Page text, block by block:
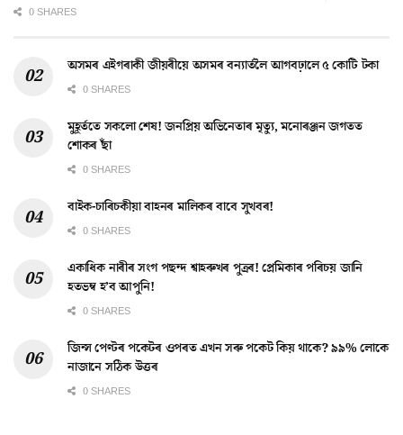
0 SHARES
অসমৰ এইগৰাকী জীয়ৰীয়ে অসমৰ বন্যাৰ্তলৈ আগবঢ়ালে ৫ কোটি টকা
0 SHARES
মুহূৰ্ততে সকলো শেষ! জনপ্ৰিয় অভিনেতাৰ মৃত্যু, মনোৰঞ্জন জগতত
শোকৰ ছাঁ
0 SHARES
বাইক-চাৰিচকীয়া বাহনৰ মালিকৰ বাবে সুখবৰ!
0 SHARES
একাধিক নাৰীৰ সংগ পছন্দ শ্বাহৰুখৰ পুত্ৰৰ! প্ৰেমিকাৰ পৰিচয় জানি
হতভম্ব হ’ব আপুনি!
0 SHARES
জিন্স পেণ্টৰ পকেটৰ ওপৰত এখন সৰু পকেট কিয় থাকে? ৯৯% লোকে
নাজানে সঠিক উত্তৰ
0 SHARES